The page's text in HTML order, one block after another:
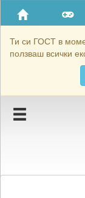
Ти си ГОСТ в
ползваш всички
Приятели
Хронология
Подаръците
Картичките на